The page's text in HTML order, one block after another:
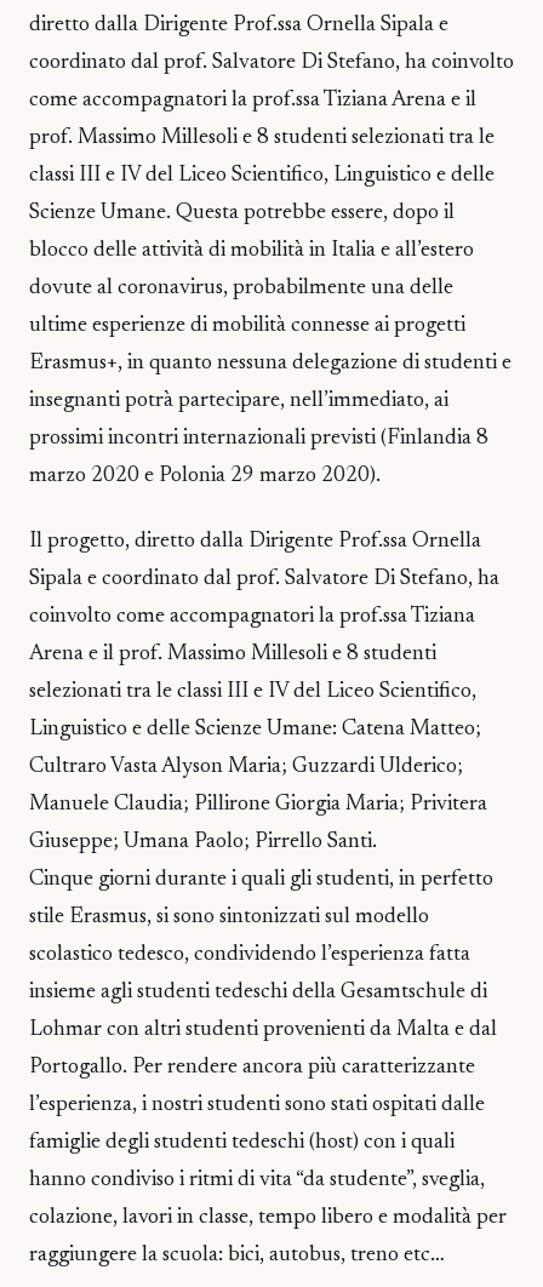
diretto dalla Dirigente Prof.ssa Ornella Sipala e
coordinato dal prof. Salvatore Di Stefano, ha coinvolto
come accompagnatori la prof.ssa Tiziana Arena e il
prof. Massimo Millesoli e 8 studenti selezionati tra le
classi III e IV del Liceo Scientifico, Linguistico e delle
Scienze Umane. Questa potrebbe essere, dopo il
blocco delle attività di mobilità in Italia e all’estero
dovute al coronavirus, probabilmente una delle
ultime esperienze di mobilità connesse ai progetti
Erasmus+, in quanto nessuna delegazione di studenti e
insegnanti potrà partecipare, nell’immediato, ai
prossimi incontri internazionali previsti (Finlandia 8
marzo 2020 e Polonia 29 marzo 2020).
Il progetto, diretto dalla Dirigente Prof.ssa Ornella
Sipala e coordinato dal prof. Salvatore Di Stefano, ha
coinvolto come accompagnatori la prof.ssa Tiziana
Arena e il prof. Massimo Millesoli e 8 studenti
selezionati tra le classi III e IV del Liceo Scientifico,
Linguistico e delle Scienze Umane: Catena Matteo;
Cultraro Vasta Alyson Maria; Guzzardi Ulderico;
Manuele Claudia; Pillirone Giorgia Maria; Privitera
Giuseppe; Umana Paolo; Pirrello Santi.
Cinque giorni durante i quali gli studenti, in perfetto
stile Erasmus, si sono sintonizzati sul modello
scolastico tedesco, condividendo l’esperienza fatta
insieme agli studenti tedeschi della Gesamtschule di
Lohmar con altri studenti provenienti da Malta e dal
Portogallo. Per rendere ancora più caratterizzante
l’esperienza, i nostri studenti sono stati ospitati dalle
famiglie degli studenti tedeschi (host) con i quali
hanno condiviso i ritmi di vita “da studente”, sveglia,
colazione, lavori in classe, tempo libero e modalità per
raggiungere la scuola: bici, autobus, treno etc…